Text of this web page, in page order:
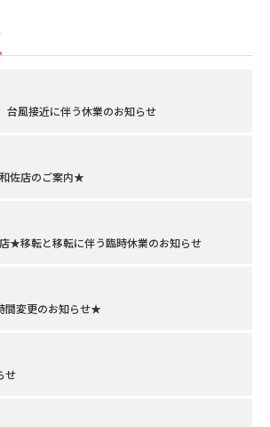
風接近に伴う休業のお知らせ
佐店のご案内★
★移転と移転に伴う臨時休業のお知らせ
間変更のお知らせ★
せ